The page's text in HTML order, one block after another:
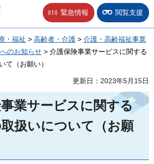
緊急情報 閲覧支援
・福祉 > 高齢者・介護 > 介護・高齢福祉事業
のお知らせ > 介護保険事業サービスに関する
て（お願い）
更新日：2023年5月15日
業サービスに関する
扱いについて（お願